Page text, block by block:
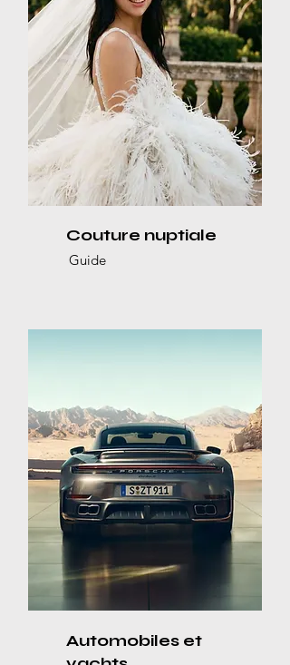
Couture nuptiale
Guide
Automobiles et